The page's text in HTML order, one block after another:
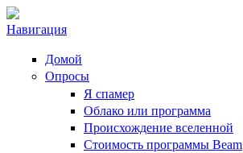
Навигация
Домой
Опросы
Я спамер
Облако или программа
Происхождение вселенной
Стоимость программы Beam